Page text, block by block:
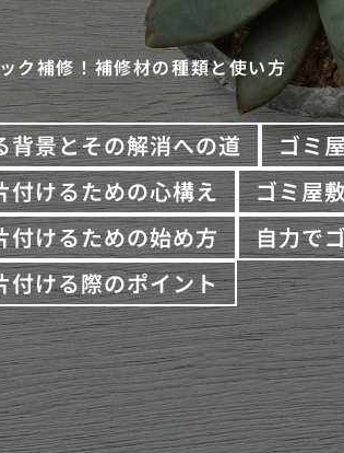
ク補修！補修材の種類と使い方
背景とその解消への道
ゴミ
付けるための心構え
ゴミ屋
付けるための始め方
自力で
付ける際のポイント